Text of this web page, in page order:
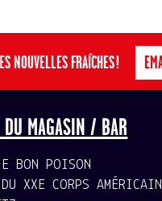
NOUVELLES FRAÎCHES !
DU MAGASIN / BAR
BON POISON
XXE CORPS AMÉRICAIN